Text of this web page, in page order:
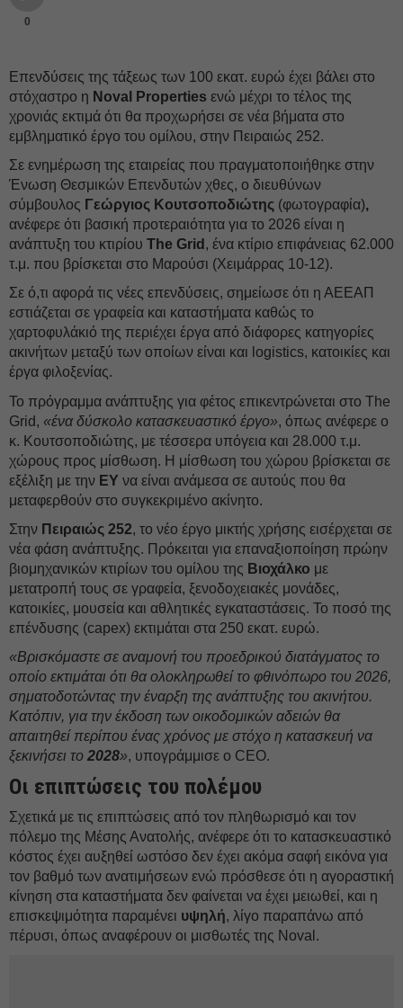
0
Επενδύσεις της τάξεως των 100 εκατ. ευρώ έχει βάλει στο
στόχαστρο η Noval Properties ενώ μέχρι το τέλος της
χρονιάς εκτιμά ότι θα προχωρήσει σε νέα βήματα στο
εμβληματικό έργο του ομίλου, στην Πειραιώς 252.
Σε ενημέρωση της εταιρείας που πραγματοποιήθηκε στην
Ένωση Θεσμικών Επενδυτών χθες, ο διευθύνων
σύμβουλος Γεώργιος Κουτσοποδιώτης (φωτογραφία),
ανέφερε ότι βασική προτεραιότητα για το 2026 είναι η
ανάπτυξη του κτιρίου The Grid , ένα κτίριο επιφάνειας 62.000
τ.μ. που βρίσκεται στο Μαρούσι (Χειμάρρας 10-12).
Σε ό,τι αφορά τις νέες επενδύσεις, σημείωσε ότι η ΑΕΕΑΠ
εστιάζεται σε γραφεία και καταστήματα καθώς το
χαρτοφυλάκιό της περιέχει έργα από διάφορες κατηγορίες
ακινήτων μεταξύ των οποίων είναι και logistics, κατοικίες και
έργα φιλοξενίας.
Το πρόγραμμα ανάπτυξης για φέτος επικεντρώνεται στο The
Grid, «ένα δύσκολο κατασκευαστικό έργο», όπως ανέφερε ο
κ. Κουτσοποδιώτης, με τέσσερα υπόγεια και 28.000 τ.μ.
χώρους προς μίσθωση. Η μίσθωση του χώρου βρίσκεται σε
εξέλιξη με την EY να είναι ανάμεσα σε αυτούς που θα
μεταφερθούν στο συγκεκριμένο ακίνητο.
Στην Πειραιώς 252, το νέο έργο μικτής χρήσης εισέρχεται σε
νέα φάση ανάπτυξης. Πρόκειται για επαναξιοποίηση πρώην
βιομηχανικών κτιρίων του ομίλου της Βιοχάλκο με
μετατροπή τους σε γραφεία, ξενοδοχειακές μονάδες,
κατοικίες, μουσεία και αθλητικές εγκαταστάσεις. Το ποσό της
επένδυσης (capex) εκτιμάται στα 250 εκατ. ευρώ.
«Βρισκόμαστε σε αναμονή του προεδρικού διατάγματος το
οποίο εκτιμάται ότι θα ολοκληρωθεί το φθινόπωρο του 2026,
σηματοδοτώντας την έναρξη της ανάπτυξης του ακινήτου.
Κατόπιν, για την έκδοση των οικοδομικών αδειών θα
απαιτηθεί περίπου ένας χρόνος με στόχο η κατασκευή να
ξεκινήσει το 2028», υπογράμμισε ο CEO.
Οι επιπτώσεις του πολέμου
Σχετικά με τις επιπτώσεις από τον πληθωρισμό και τον
πόλεμο της Μέσης Ανατολής, ανέφερε ότι το κατασκευαστικό
κόστος έχει αυξηθεί ωστόσο δεν έχει ακόμα σαφή εικόνα για
τον βαθμό των ανατιμήσεων ενώ πρόσθεσε ότι η αγοραστική
κίνηση στα καταστήματα δεν φαίνεται να έχει μειωθεί, και η
επισκεψιμότητα παραμένει υψηλή, λίγο παραπάνω από
πέρυσι, όπως αναφέρουν οι μισθωτές της Noval.